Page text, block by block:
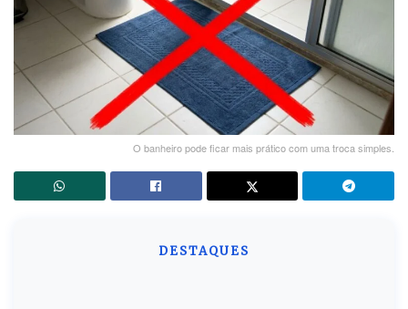
O banheiro pode ficar mais prático com uma troca simples.
DESTAQUES